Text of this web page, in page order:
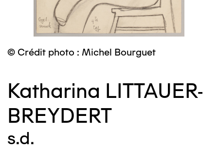
© Crédit photo : Michel Bourguet
Katharina LITTAUER-
BREYDERT
s.d.